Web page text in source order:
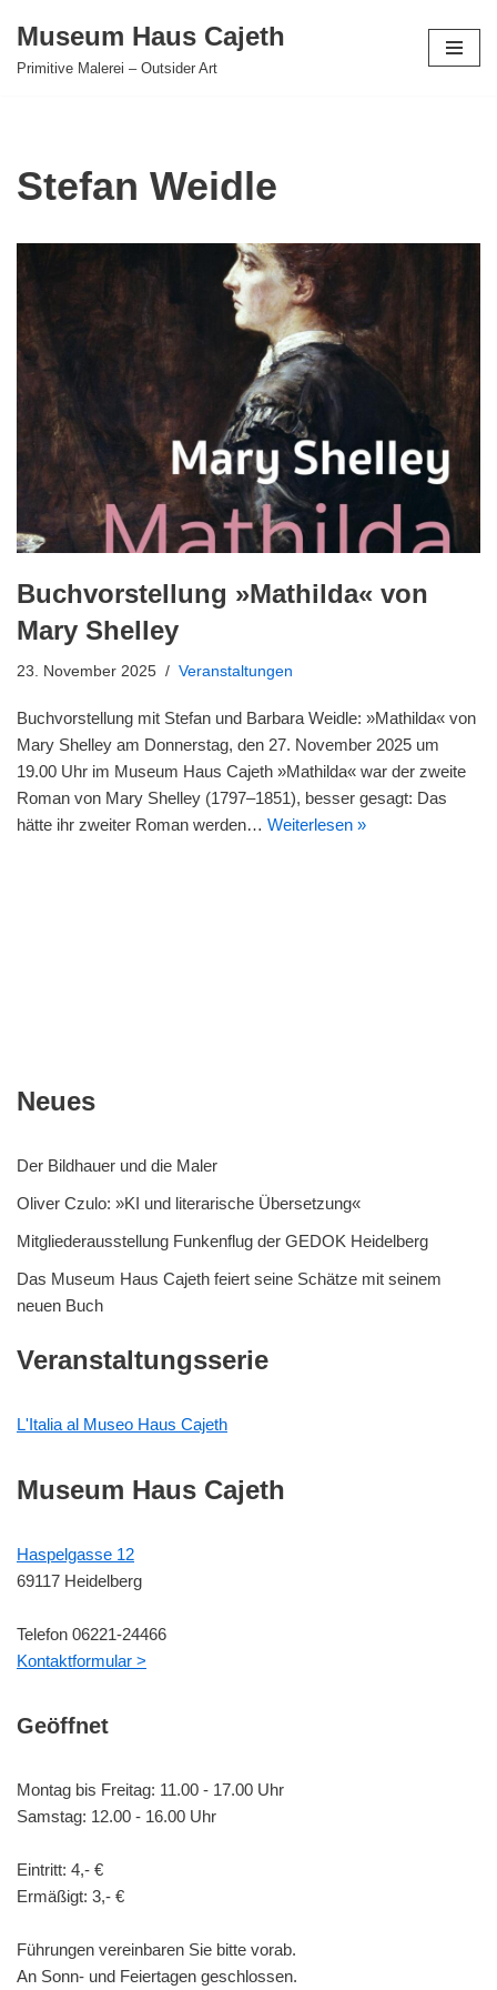
Zum
Museum Haus Cajeth
Primitive Malerei – Outsider Art
Stefan Weidle
Buchvorstellung »Mathilda« von
Mary Shelley
23. November 2025 Veranstaltungen
Buchvorstellung mit Stefan und Barbara Weidle: »Mathilda« von
Mary Shelley am Donnerstag, den 27. November 2025 um
19.00 Uhr im Museum Haus Cajeth »Mathilda« war der zweite
Roman von Mary Shelley (1797–1851), besser gesagt: Das
hätte ihr zweiter Roman werden… Weiterlesen »
Neues
Der Bildhauer und die Maler
Oliver Czulo: »KI und literarische Übersetzung«
Mitgliederausstellung Funkenflug der GEDOK Heidelberg
Das Museum Haus Cajeth feiert seine Schätze mit seinem
neuen Buch
Veranstaltungsserie
L'Italia al Museo Haus Cajeth
Museum Haus Cajeth
Haspelgasse 12
69117 Heidelberg
Telefon 06221-24466
Kontaktformular >
Geöffnet
Montag bis Freitag: 11.00 - 17.00 Uhr
Samstag: 12.00 - 16.00 Uhr
Eintritt: 4,- €
Ermäßigt: 3,- €
Führungen vereinbaren Sie bitte vorab.
An Sonn- und Feiertagen geschlossen.